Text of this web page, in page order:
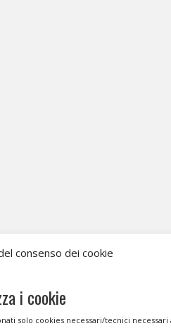
consenso dei cookie
i cookie
solo cookies necessari/tecnici necessari